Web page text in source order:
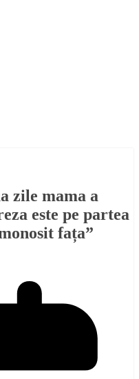
zile mama a
este pe partea
fața”